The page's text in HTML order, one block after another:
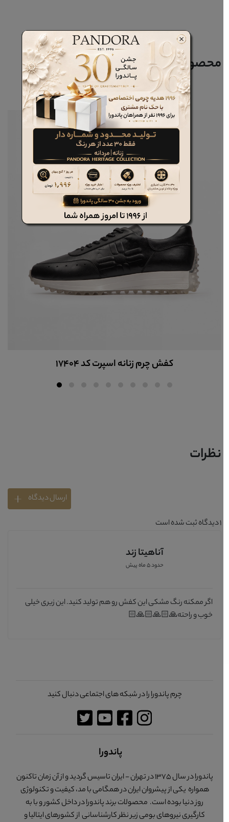
محصولات مرتبط
کفش چرم زنانه اسپرت کد 17404
نظرات
ارسال دیدگاه
دیدگاه ثبت شده است
آناهیتا زند
حدود 5 ماه پیش
اگر ممکنه رنگ مشکی این کفش رو هم تولید کنید. این زیری خیلی
خوب و راحته🙏🏻🙏🏻🙏🏻
چرم پاندورا را در شبکه های اجتماعی دنبال کنید
پاندورا
پاندورا در سال 1375 در تهران - ایران تاسیس گردید و از آن زمان تاکنون
همواره یکی از پیشروان ایران در همگامی با مد، کیفیت و تکنولوژی
روز دنیا بوده است. محصولات برند پاندورا در داخل کشور و با به
کارگیری نیروهای بومی زیر نظر کارشناسانی از کشورهای ایتالیا و